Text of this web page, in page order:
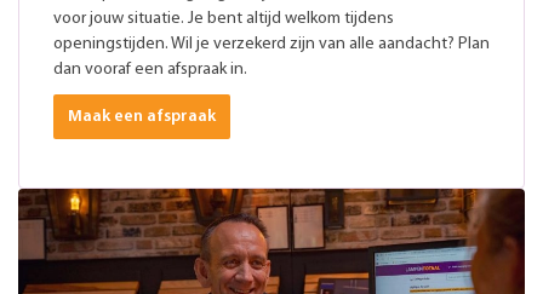
voor jouw situatie. Je bent altijd welkom tijdens
openingstijden. Wil je verzekerd zijn van alle aandacht? Plan
dan vooraf een afspraak in.
Maak een afspraak